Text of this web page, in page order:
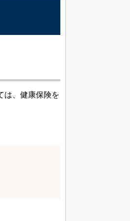
は、健康保険を